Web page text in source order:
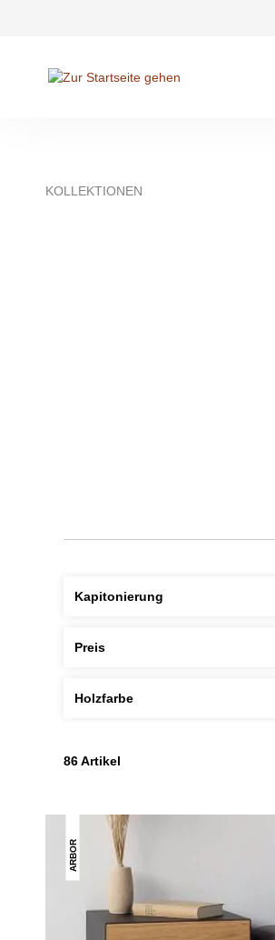
KOLLEKTIONEN
Holzfarbe
Kapitonierung
Preis
86 Artikel
ARBOR